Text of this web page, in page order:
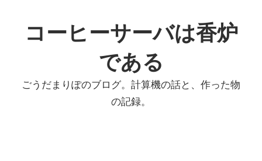
ン
テ
へ
コーヒーサーバは香炉
である
ごうだまりぽのブログ。計算機の話と、作った物
の記録。